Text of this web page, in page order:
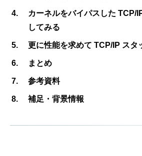
カーネルをバイパスした TCP/
してみる
更に性能を求めて TCP/IP スタ
まとめ
参考資料
補足・背景情報